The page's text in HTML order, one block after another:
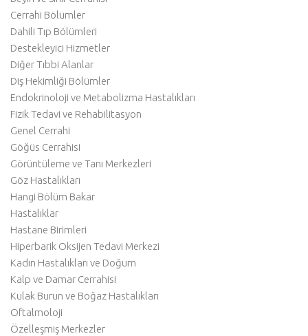
Cerrahi Bölümler
Dahili Tıp Bölümleri
Destekleyici Hizmetler
Diğer Tıbbi Alanlar
Diş Hekimliği Bölümler
Endokrinoloji ve Metabolizma Hastalıkları
Fizik Tedavi ve Rehabilitasyon
Genel Cerrahi
Göğüs Cerrahisi
Görüntüleme ve Tanı Merkezleri
Göz Hastalıkları
Hangi Bölüm Bakar
Hastalıklar
Hastane Birimleri
Hiperbarik Oksijen Tedavi Merkezi
Kadın Hastalıkları ve Doğum
Kalp ve Damar Cerrahisi
Kulak Burun ve Boğaz Hastalıkları
Oftalmoloji
Özelleşmiş Merkezler